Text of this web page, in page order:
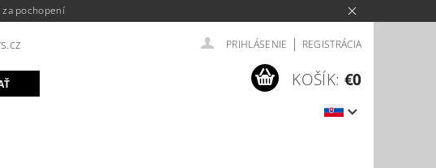
pochopení
PRIHLÁSENIE | REGISTRÁCIA
KOŠÍK: €0